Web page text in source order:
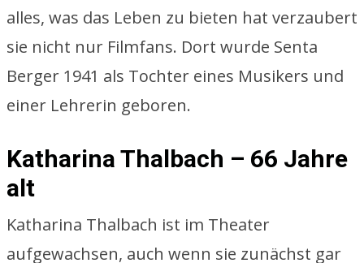
alles, was das Leben zu bieten hat verzaubert
sie nicht nur Filmfans. Dort wurde Senta
Berger 1941 als Tochter eines Musikers und
einer Lehrerin geboren.
Katharina Thalbach – 66 Jahre
alt
Katharina Thalbach ist im Theater
aufgewachsen, auch wenn sie zunächst gar